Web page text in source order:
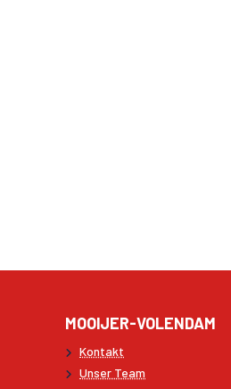
MOOIJER-VOLENDAM
Kontakt
Unser Team